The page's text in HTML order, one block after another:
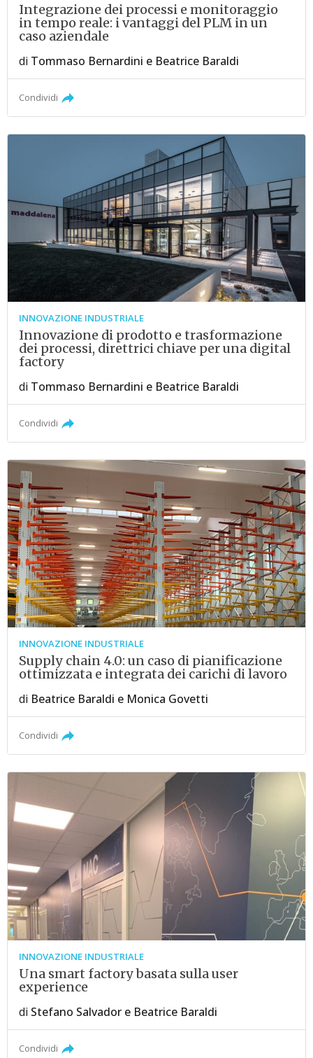
Integrazione dei processi e monitoraggio
in tempo reale: i vantaggi del PLM in un
caso aziendale
di Tommaso Bernardini e Beatrice Baraldi
Condividi
INNOVAZIONE INDUSTRIALE
Innovazione di prodotto e trasformazione
dei processi, direttrici chiave per una digital
factory
di Tommaso Bernardini e Beatrice Baraldi
Condividi
INNOVAZIONE INDUSTRIALE
Supply chain 4.0: un caso di pianificazione
ottimizzata e integrata dei carichi di lavoro
di Beatrice Baraldi e Monica Govetti
Condividi
INNOVAZIONE INDUSTRIALE
Una smart factory basata sulla user
experience
di Stefano Salvador e Beatrice Baraldi
Condividi